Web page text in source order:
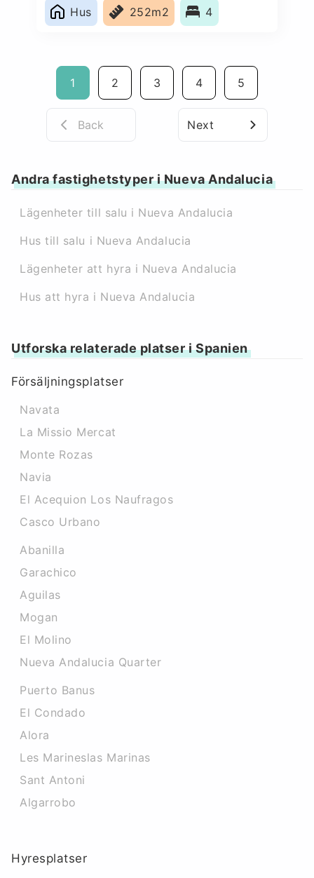
Hus
252m2 4
1 2 3 4 5
Back Next
Andra fastighetstyper i Nueva Andalucia
Lägenheter till salu i Nueva Andalucia
Hus till salu i Nueva Andalucia
Lägenheter att hyra i Nueva Andalucia
Hus att hyra i Nueva Andalucia
Utforska relaterade platser i Spanien
Försäljningsplatser
Navata
La Missio Mercat
Monte Rozas
Navia
El Acequion Los Naufragos
Casco Urbano
Abanilla
Garachico
Aguilas
Mogan
El Molino
Nueva Andalucia Quarter
Puerto Banus
El Condado
Alora
Les Marineslas Marinas
Sant Antoni
Algarrobo
Hyresplatser